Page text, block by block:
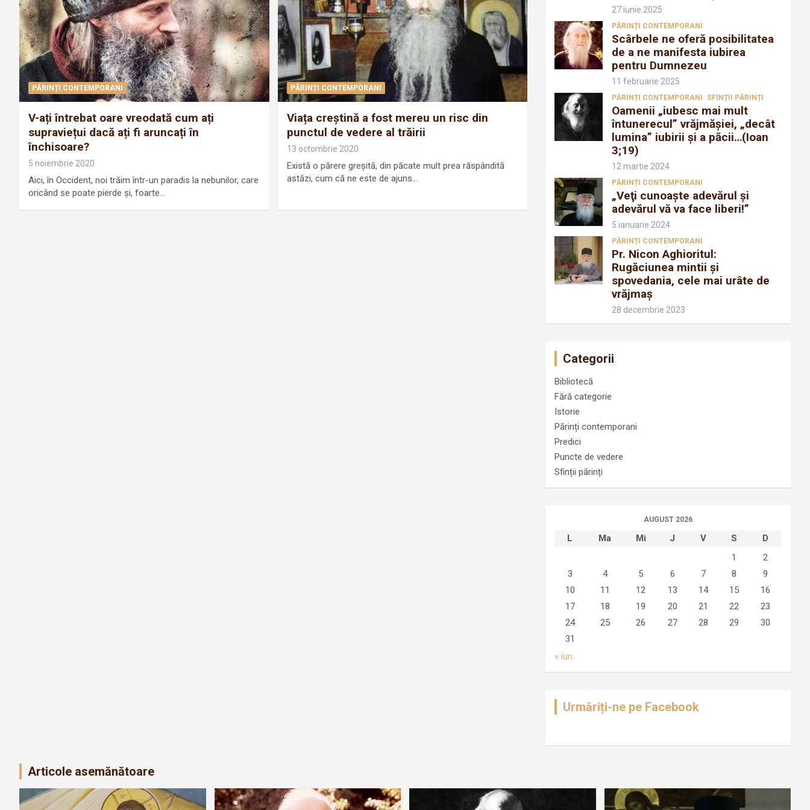
PĂRINȚI CONTEMPORANI
V-ați întrebat oare vreodată cum ați
supraviețui dacă ați fi aruncați în
închisoare?
5 noiembrie 2020
Aici, în Occident, noi trăim într-un paradis la nebunilor, care
oricând se poate pierde şi, foarte…
PĂRINȚI CONTEMPORANI
Viața creștină a fost mereu un risc din
punctul de vedere al trăirii
13 octombrie 2020
Există o părere greșită, din păcate mult prea răspândită
astăzi, cum că ne este de ajuns…
27 iunie 2025
PĂRINȚI CONTEMPORANI
Scârbele ne oferă posibilitatea
de a ne manifesta iubirea
pentru Dumnezeu
11 februarie 2025
PĂRINȚI CONTEMPORANI SFINȚII PĂRINȚI
Oamenii „iubesc mai mult
întunerecul” vrăjmăşiei, „decât
lumina” iubirii şi a păcii…(Ioan
3;19)
12 martie 2024
PĂRINȚI CONTEMPORANI
„Veţi cunoaşte adevărul şi
adevărul vă va face liberi!”
5 ianuarie 2024
PĂRINȚI CONTEMPORANI
Pr. Nicon Aghioritul:
Rugăciunea mintii și
spovedania, cele mai urâte de
vrăjmaș
28 decembrie 2023
Categorii
Bibliotecă
Fără categorie
Istorie
Părinți contemporani
Predici
Puncte de vedere
Sfinții părinți
AUGUST 2026
L Ma Mi J V S
D
1
2
3
4 5 6 7 8
9
10
11 12 13 14 15
16
17
18 19 20 21 22
23
24
25 26 27 28 29
30
31
« iun.
Urmăriți-ne pe Facebook
Articole asemănătoare